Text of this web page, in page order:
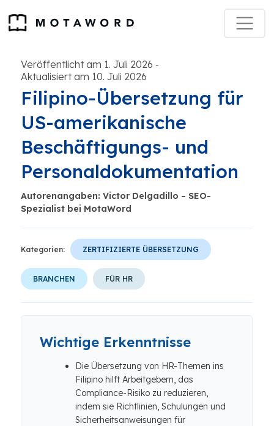
Veröffentlicht am 1. Juli 2026 -
Aktualisiert am 10. Juli 2026
Filipino-Übersetzung für
US-amerikanische
Beschäftigungs- und
Personaldokumentation
Autorenangaben: Victor Delgadillo – SEO-
Spezialist bei MotaWord
Kategorien: ZERTIFIZIERTE ÜBERSETZUNG
BRANCHEN FÜR HR
Wichtige Erkenntnisse
Die Übersetzung von HR-Themen ins
Filipino hilft Arbeitgebern, das
Compliance-Risiko zu reduzieren,
indem sie Richtlinien, Schulungen und
Sicherheitsanweisungen für